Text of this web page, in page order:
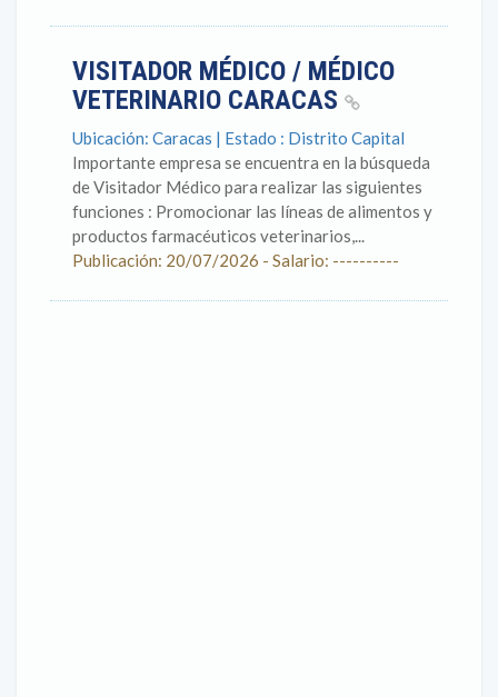
VISITADOR MÉDICO / MÉDICO
VETERINARIO CARACAS
Ubicación: Caracas | Estado : Distrito Capital
Importante empresa se encuentra en la búsqueda
de Visitador Médico para realizar las siguientes
funciones : Promocionar las líneas de alimentos y
productos farmacéuticos veterinarios,...
Publicación: 20/07/2026 - Salario: ----------